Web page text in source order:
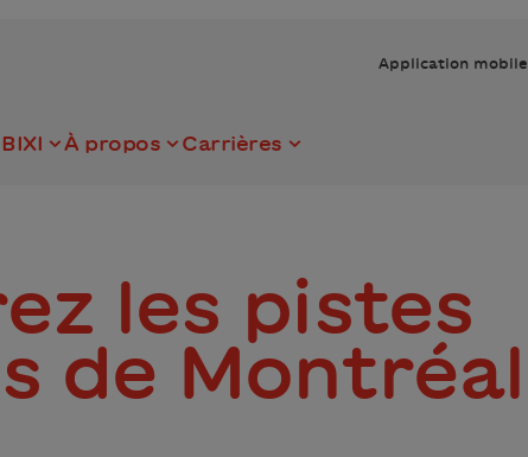
Application mobile
À propos Carrières
les pistes
de Montréal